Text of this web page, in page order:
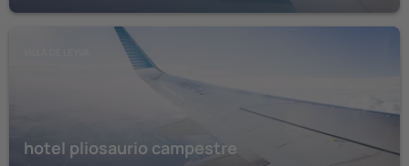
hotel pliosaurio campestre